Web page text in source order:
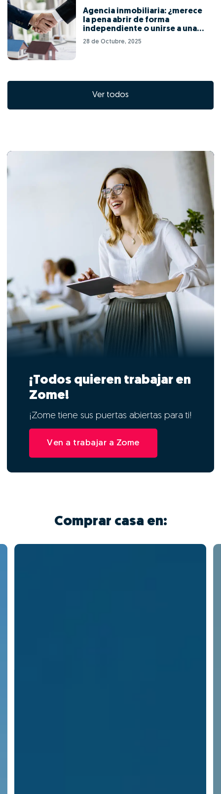
Agencia inmobiliaria: ¿merece
la pena abrir de forma
independiente o unirse a una
red de franquicias?
28 de Octubre, 2025
Ver todos
¡Todos quieren trabajar en
Zome!
¡Zome tiene sus puertas abiertas para ti!
Ven a trabajar a Zome
Comprar casa en: